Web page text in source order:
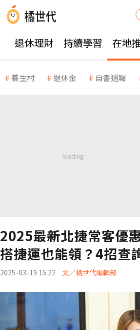
退休理財 持續學習 在地
養生村 退休金 自書遺囑
2025最新北捷常客優
搭捷運也能領？4招查
2025-03-19 15:22 文／橘世代編輯部